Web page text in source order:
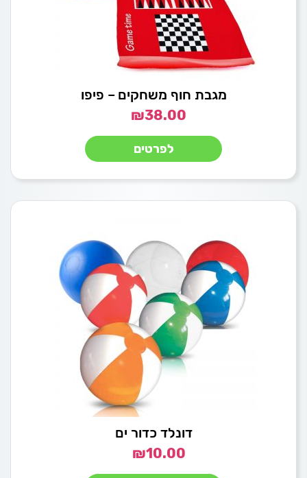
מגבת חוף משחקים – פיפו
₪38.00
לפרטים
דונלד כדור ים
₪10.00